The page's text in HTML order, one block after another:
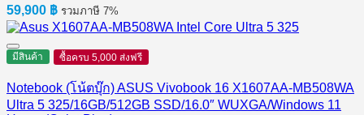
59,900 ฿ รวมภาษี 7%
มีสินค้า ซื้อครบ 5,000 ส่งฟรี
Notebook (โน้ตบุ๊ก) ASUS Vivobook 16 X1607AA-MB508WA
Ultra 5 325/16GB/512GB SSD/16.0″ WUXGA/Windows 11